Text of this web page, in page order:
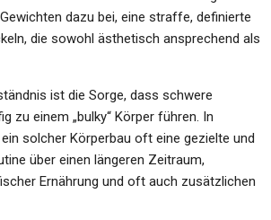
dazu bei, eine straffe, definierte
die sowohl ästhetisch ansprechend als
ist die Sorge, dass schwere
zu einem „bulky“ Körper führen. In
solcher Körperbau oft eine gezielte und
über einen längeren Zeitraum,
Ernährung und oft auch zusätzlichen